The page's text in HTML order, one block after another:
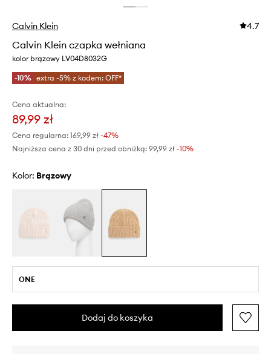
Calvin Klein 4.7
Calvin Klein czapka wełniana
kolor brązowy LV04D8032G
-10% extra -5% z kodem: OFF*
Cena aktualna:
89,99 zł
Cena regularna: 169,99 zł -47%
Najniższa cena z 30 dni przed obniżką: 99,99 zł -10%
Kolor: brązowy
ONE
Dodaj do koszyka